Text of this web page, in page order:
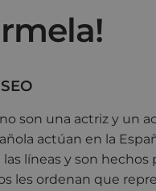
son una actriz y un
actúan en la
líneas y son hechos
les ordenan que